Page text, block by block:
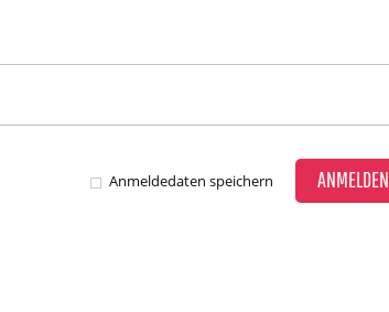
Anmeldedaten speichern ANMELDEN